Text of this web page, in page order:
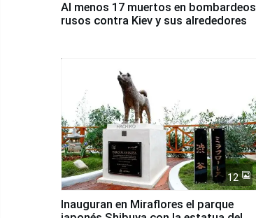
Al menos 17 muertos en bombardeos
rusos contra Kiev y sus alrededores
12
Inauguran en Miraflores el parque